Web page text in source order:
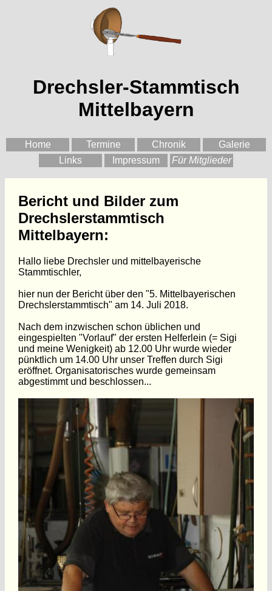
Drechsler-Stammtisch
Mittelbayern
Home Termine Chronik
Galerie
Links
Impressum Für Mitglieder
Bericht und Bilder zum
Drechslerstammtisch
Mittelbayern:
Hallo liebe Drechsler und mittelbayerische
Stammtischler,
hier nun der Bericht über den "5. Mittelbayerischen
Drechslerstammtisch" am 14. Juli 2018.
Nach dem inzwischen schon üblichen und
eingespielten "Vorlauf" der ersten Helferlein (= Sigi
und meine Wenigkeit) ab 12.00 Uhr wurde wieder
pünktlich um 14.00 Uhr unser Treffen durch Sigi
eröffnet. Organisatorisches wurde gemeinsam
abgestimmt und beschlossen...